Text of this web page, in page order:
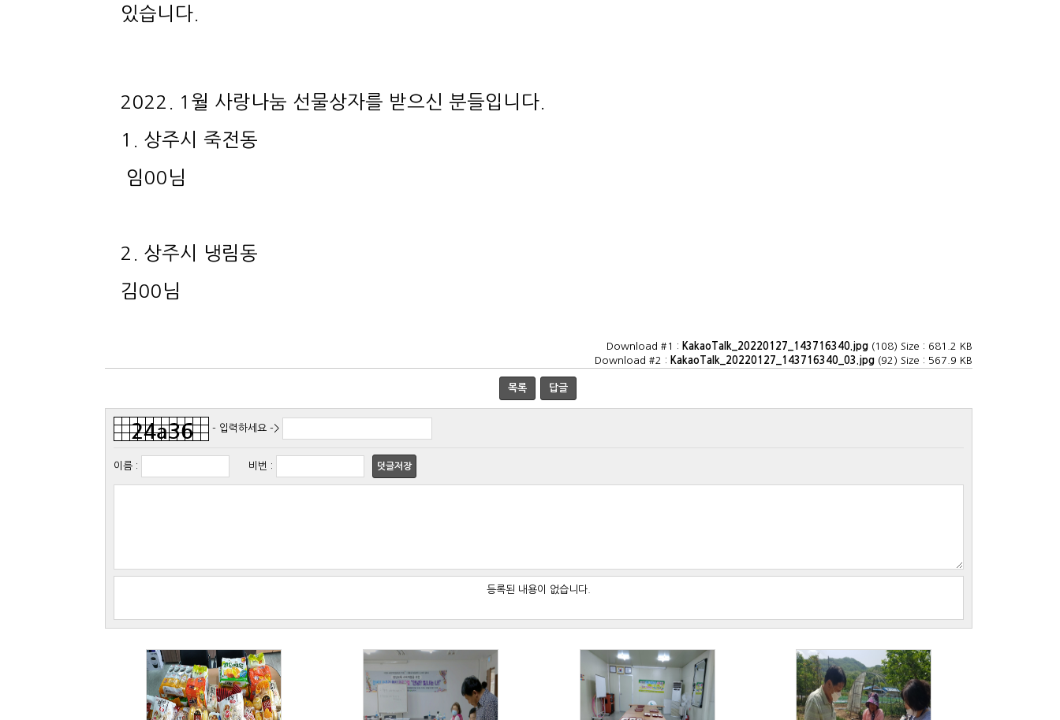
있습니다.
2022. 1월 사랑나눔 선물상자를 받으신 분들입니다.
1. 상주시 죽전동
임00님
2. 상주시 냉림동
김00님
Download #1 : KakaoTalk_20220127_143716340.jpg(108) Size : 681.2 KB
Download #2 : KakaoTalk_20220127_143716340_03.jpg(92) Size : 567.9 KB
목록 답글
- 입력하세요 ->
이름: 비번 : 덧글저장
등록된 내용이 없습니다.